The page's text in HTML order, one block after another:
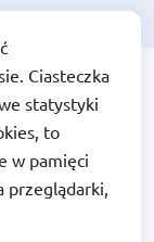
Ciasteczka
statystyki
to
w pamięci
przeglądarki,